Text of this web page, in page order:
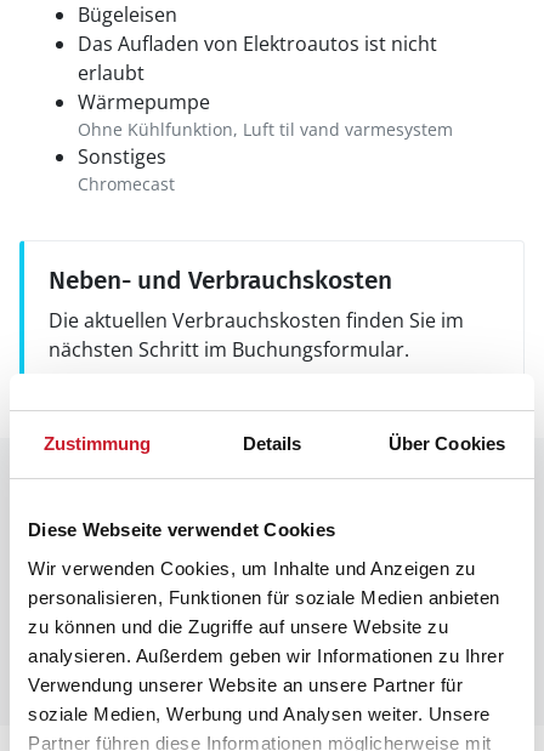
Zustimmung Details Über Cookies
Diese Webseite verwendet Cookies
Wir verwenden Cookies, um Inhalte und Anzeigen zu
personalisieren, Funktionen für soziale Medien anbieten
zu können und die Zugriffe auf unsere Website zu
analysieren. Außerdem geben wir Informationen zu Ihrer
Verwendung unserer Website an unsere Partner für
soziale Medien, Werbung und Analysen weiter. Unsere
Partner führen diese Informationen möglicherweise mit
Bügeleisen
Das Aufladen von Elektroautos ist nicht
erlaubt
Wärmepumpe
Ohne Kühlfunktion, Luft til vand varmesystem
Sonstiges
Chromecast
Neben- und Verbrauchskosten
Die aktuellen Verbrauchskosten finden Sie im
nächsten Schritt im Buchungsformular.
Raumaufteilung